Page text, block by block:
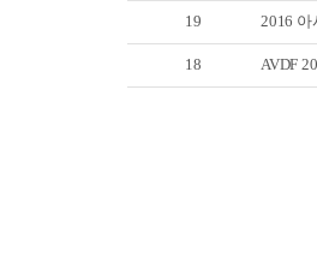
19 2016 아
18 AVDF